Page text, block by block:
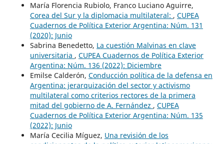
María Florencia Rubiolo, Franco Luciano Aguirre,
Corea del Sur y la diplomacia multilateral: , CUPEA
Cuadernos de Política Exterior Argentina: Núm. 131
(2020): Junio
Sabrina Benedetto, La cuestión Malvinas en clave
universitaria , CUPEA Cuadernos de Política Exterior
Argentina: Núm. 136 (2022): Diciembre
Emilse Calderón, Conducción política de la defensa en
Argentina: jerarquización del sector y activismo
multilateral como criterios rectores de la primera
mitad del gobierno de A. Fernández , CUPEA
Cuadernos de Política Exterior Argentina: Núm. 135
(2022): Junio
María Cecilia Míguez, Una revisión de los